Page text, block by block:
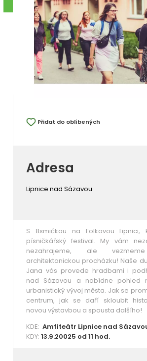
Přidat do oblíbených
Adresa
Lipnice nad Sázavou
S 8smičkou na Folkovou
písničkářský festival. My vám
nezahrajeme, ale
architektonickou procházku! Naše
Jana vás provede hradbami i
nad Sázavou a nabídne pohled
urbanistický vývoj města. Jak se
centrum, jak se daří skloubit
novou výstavbou a spousta dalšího!
KDE: Amfiteátr Lipnice nad
KDY: 13.9.20025 od 11 hod.